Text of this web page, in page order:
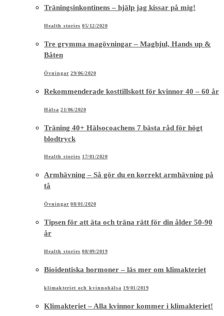
Träningsinkontinens – hjälp jag kissar på mig!
Health stories 05/12/2020
Tre grymma magövningar – Maghjul, Hands up &
Båten
Övningar 29/06/2020
Rekommenderade kosttillskott för kvinnor 40 – 60 år
Hälsa 21/06/2020
Träning 40+ Hälsocoachens 7 bästa råd för högt
blodtryck
Health stories 17/01/2020
Armhävning – Så gör du en korrekt armhävning på
tå
Övningar 08/01/2020
Tipsen för att äta och träna rätt för din ålder 50-90
år
Health stories 08/09/2019
Bioidentiska hormoner – läs mer om klimakteriet
klimakteriet och kvinnohälsa 19/01/2019
Klimakteriet – Alla kvinnor kommer i klimakteriet!